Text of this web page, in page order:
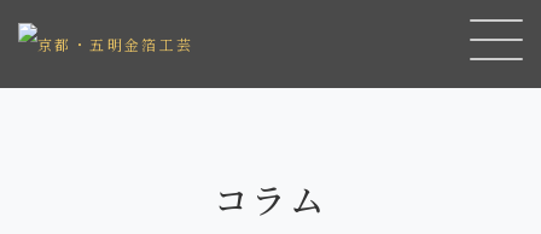
コラム